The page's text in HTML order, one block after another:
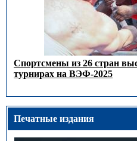
Спортсмены из 26 стран
турнирах на ВЭФ-2025
Печатные издания